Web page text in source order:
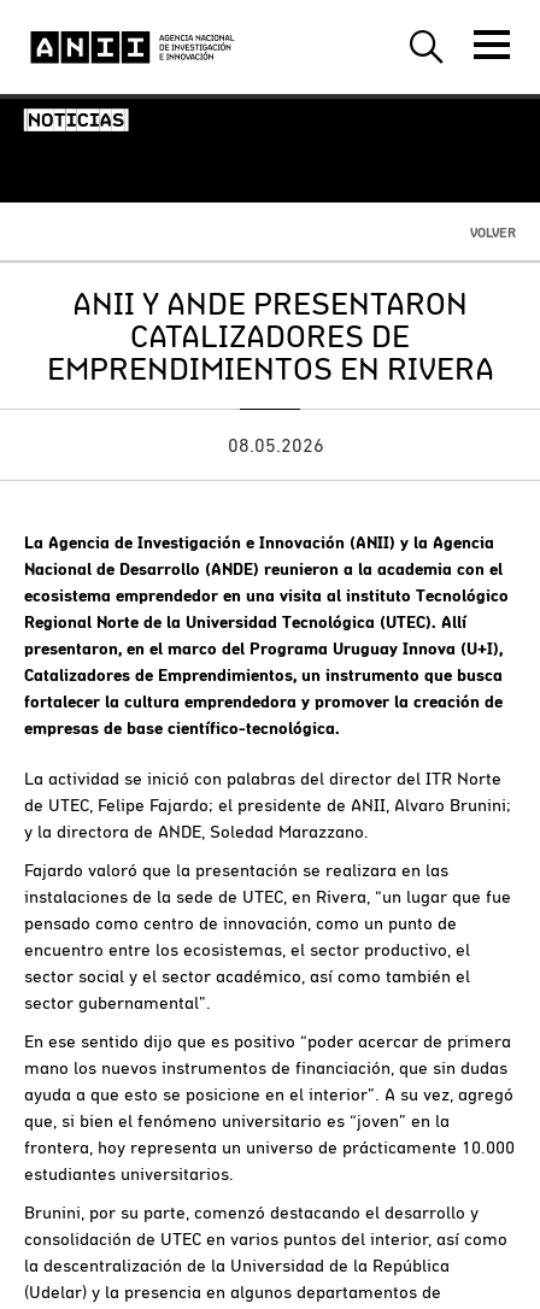
-NOTICIAS-
VOLVER
ANII Y ANDE PRESENTARON
CATALIZADORES DE
EMPRENDIMIENTOS EN RIVERA
08.05.2026
La Agencia de Investigación e Innovación (ANII) y la Agencia
Nacional de Desarrollo (ANDE) reunieron a la academia con el
ecosistema emprendedor en una visita al instituto Tecnológico
Regional Norte de la Universidad Tecnológica (UTEC). Allí
presentaron, en el marco del Programa Uruguay Innova (U+I),
Catalizadores de Emprendimientos, un instrumento que busca
fortalecer la cultura emprendedora y promover la creación de
empresas de base científico-tecnológica.
La actividad se inició con palabras del director del ITR Norte
de UTEC, Felipe Fajardo; el presidente de ANII, Alvaro Brunini;
y la directora de ANDE, Soledad Marazzano.
Fajardo valoró que la presentación se realizara en las
instalaciones de la sede de UTEC, en Rivera, “un lugar que fue
pensado como centro de innovación, como un punto de
encuentro entre los ecosistemas, el sector productivo, el
sector social y el sector académico, así como también el
sector gubernamental”.
En ese sentido dijo que es positivo “poder acercar de primera
mano los nuevos instrumentos de financiación, que sin dudas
ayuda a que esto se posicione en el interior”. A su vez, agregó
que, si bien el fenómeno universitario es “joven” en la
frontera, hoy representa un universo de prácticamente 10.000
estudiantes universitarios.
Brunini, por su parte, comenzó destacando el desarrollo y
consolidación de UTEC en varios puntos del interior, así como
la descentralización de la Universidad de la República
(Udelar) y la presencia en algunos departamentos de